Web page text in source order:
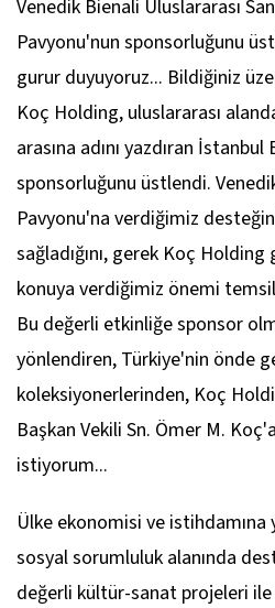
Venedik Bienali Uluslararası
Pavyonu'nun sponsorluğunu
gurur duyuyoruz... Bildiğiniz
Koç Holding, uluslararası
arasına adını yazdıran İstanbul
sponsorluğunu üstlendi.
Pavyonu'na verdiğimiz
sağladığını, gerek Koç
konuya verdiğimiz önemi
Bu değerli etkinliğe sponsor
yönlendiren, Türkiye'nin önde
koleksiyonerlerinden, Koç
Başkan Vekili Sn. Ömer M.
istiyorum...
Ülke ekonomisi ve istihdamına
sosyal sorumluluk alanında
değerli kültür-sanat projeleri ile